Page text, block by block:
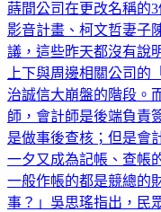
蒔間公司在更改名稱的
影音計畫、柯文哲妻子
議，這些昨天都沒有說
上下與周邊相關公司
治誠信大崩盤的階段。
師，會計師是後端負責
是做事後查核；但是會
一夕又成為記帳、查帳
一般作帳的都是競總的
事？」吳思瑤指出，民